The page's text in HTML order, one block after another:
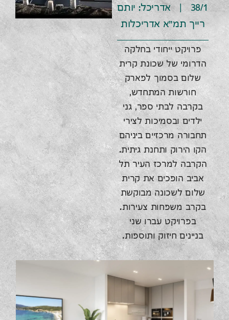
38/1 | אדריכל: יותם
רייך תמ״א אדריכלות
פרויקט ייחודי בחלקה
הדרומי של שכונת קרית
שלום בסמוך לפארק
חורשות המתחדש,
בקרבה לבתי ספר, גני
ילדים ובסמיכות לצירי
תחבורה מרכזיים ביניהם
הקו הירוק ותחנת גיתית.
הקרבה למרכז העיר תל
אביב הופכים את קרית
שלום לשכונה מבוקשת
בקרב משפחות צעירות.
בפרויקט עברו שני
בניינים חיזוק ותוספות.